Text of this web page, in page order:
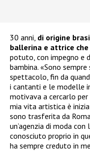
30 anni, di origine
ballerina e attrice
potuto, con impegno e
bambina. «Sono
spettacolo, fin da
i cantanti e le modelle
motivava a cercarlo
mia vita artistica è
sono trasferita da
un’agenzia di moda
conosciuto proprio in
ha sempre creduto in